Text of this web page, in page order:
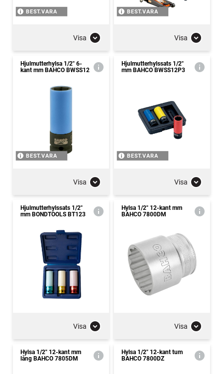
BEST.VARA
Visa
BEST.VARA
Visa
Hjulmutterhylsa 1/2" 6-
kant mm BAHCO BWSS12
BEST.VARA
Visa
Hjulmutterhylssats 1/2"
mm BAHCO BWSS12P3
BEST.VARA
Visa
Hjulmutterhylssats 1/2"
mm BONDTOOLS BT123
Visa
Hylsa 1/2" 12-kant mm
BAHCO 7800DM
Visa
Hylsa 1/2" 12-kant mm
lång BAHCO 7805DM
Hylsa 1/2" 12-kant tum
BAHCO 7800DZ